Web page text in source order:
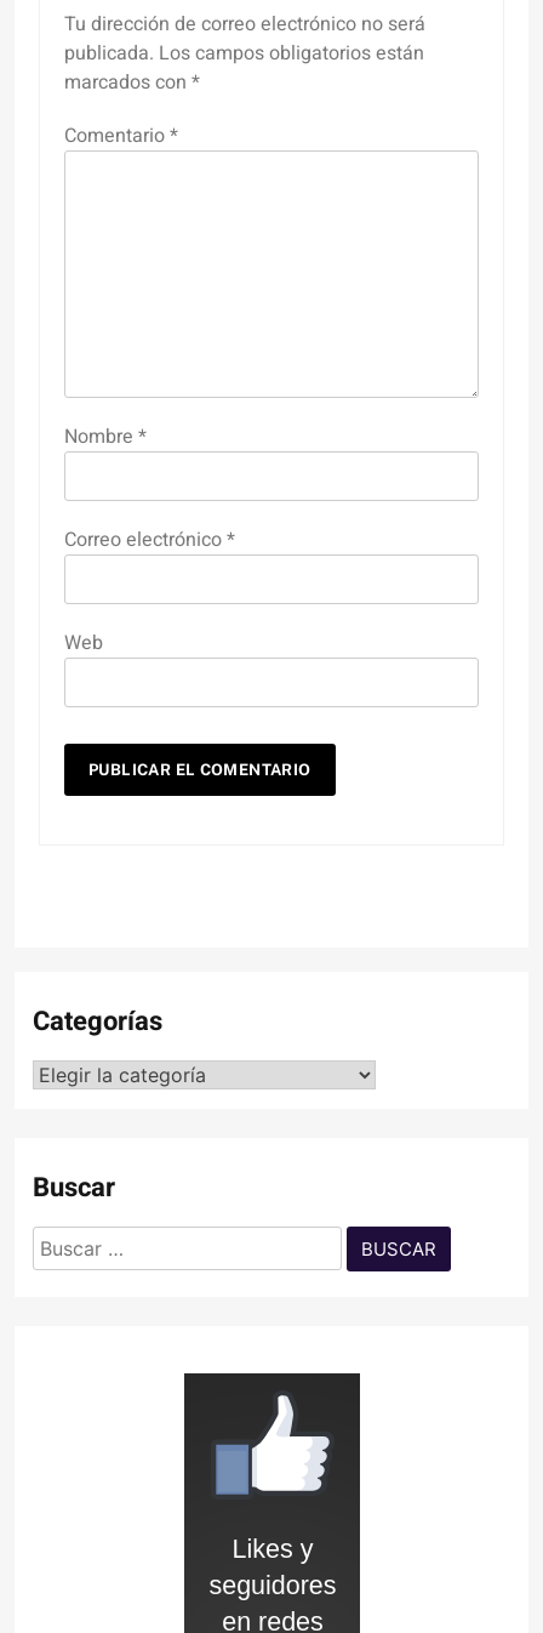
Tu dirección de correo electrónico no será
publicada. Los campos obligatorios están
marcados con *
Comentario*
Nombre *
Correo electrónico*
Web
Categorías
Categorías
Buscar
Buscar: